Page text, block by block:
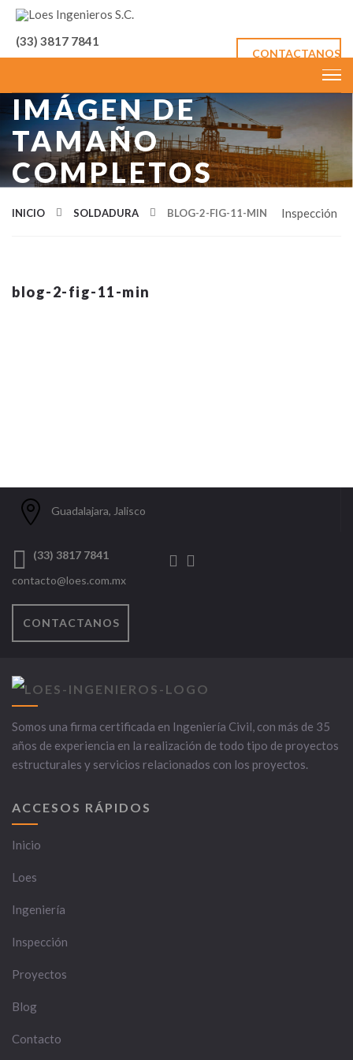
(33) 3817 7841
CONTACTANOS
IMÁGEN DE
TAMAÑO
COMPLETOS
INICIO Inspección
SOLDADURA BLOG-2-FIG-11-MIN
blog-2-fig-11-min
Guadalajara, Jalisco
(33) 3817 7841
contacto@loes.com.mx
CONTACTANOS
Somos una firma certificada en Ingeniería Civil, con más de 35
años de experiencia en la realización de todo tipo de proyectos
estructurales y servicios relacionados con los proyectos.
ACCESOS RÁPIDOS
Inicio
Loes
Ingeniería
Inspección
Proyectos
Blog
Contacto